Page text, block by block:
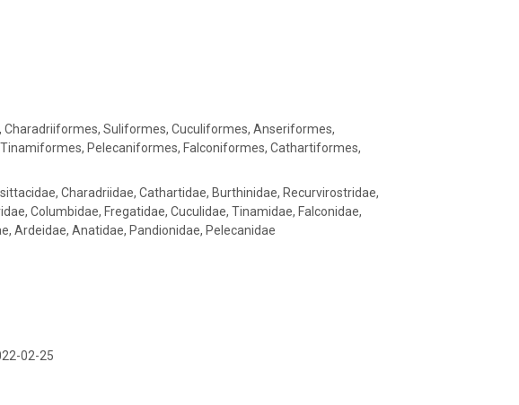
Charadriiformes, Suliformes, Cuculiformes, Anseriformes,
Pelecaniformes, Falconiformes, Cathartiformes,
Charadriidae, Cathartidae, Burthinidae, Recurvirostridae,
Columbidae, Fregatidae, Cuculidae, Tinamidae, Falconidae,
Ardeidae, Anatidae, Pandionidae, Pelecanidae
02-25